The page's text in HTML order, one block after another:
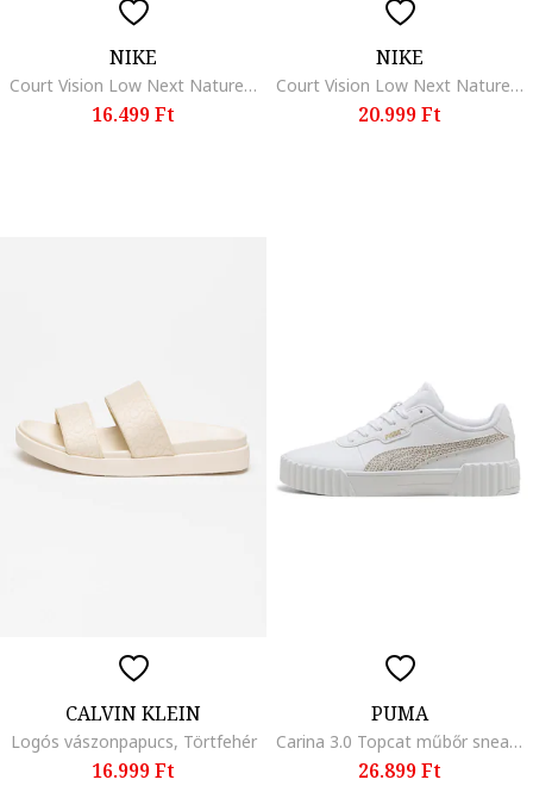
NIKE
Court Vision Low Next Nature műbőr sneaker, Fehér/Fekete
16.499 Ft
NIKE
Court Vision Low Next Nature műbőr sneaker, Csontszín/Világosbarna
20.999 Ft
CALVIN KLEIN
Logós vászonpapucs, Törtfehér
16.999 Ft
PUMA
Carina 3.0 Topcat műbőr sneaker, Törtfehér/Világosbézs
26.899 Ft